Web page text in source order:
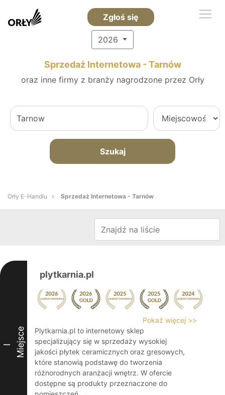
Zgłoś się
2026
Sprzedaż Internetowa - Tarnów
oraz inne firmy z branży nagrodzone przez Orły
Szukaj
Orły E-Handlu Sprzedaż Internetowa - Tarnów
I Miejsce
plytkarnia.pl
Pokaż więcej >>
Plytkarnia.pl to internetowy sklep
specjalizujący się w sprzedaży wysokiej
jakości płytek ceramicznych oraz gresowych,
które stanowią podstawę do tworzenia
różnorodnych aranżacji wnętrz. W ofercie
dostępne są produkty przeznaczone do